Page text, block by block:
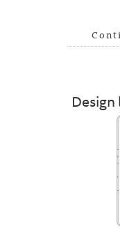
Design